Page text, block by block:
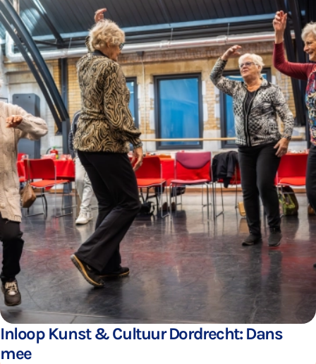
Inloop Kunst & Cultuur Dordrecht: Dans
mee